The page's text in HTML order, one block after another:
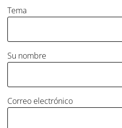
Tema
Su nombre
Correo electrónico